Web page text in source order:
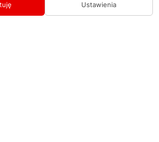
Ustawienia